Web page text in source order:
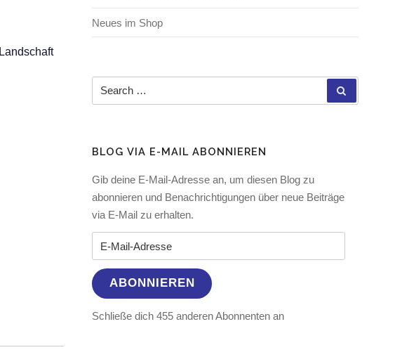
Landschaft
Neues im Shop
Search for:
BLOG VIA E-MAIL ABONNIEREN
Gib deine E-Mail-Adresse an, um diesen Blog zu
abonnieren und Benachrichtigungen über neue Beiträge
via E-Mail zu erhalten.
E-Mail-Adresse
ABONNIEREN
Schließe dich 455 anderen Abonnenten an